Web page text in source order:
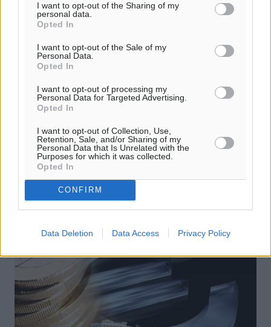
I want to opt-out of the Sharing of my
personal data.
Opted In
I want to opt-out of the Sale of my
Personal Data.
Opted In
I want to opt-out of processing my
Personal Data for Targeted Advertising.
Opted In
I want to opt-out of Collection, Use,
Retention, Sale, and/or Sharing of my
Personal Data that Is Unrelated with the
Purposes for which it was collected.
Opted In
CONFIRM
Data Deletion Data Access Privacy Policy
ΕΠΣΔ: Αποκαλυπτική η τακτική
Διεξήχθη το απόγευμα της Παρασκευής στα γραφεία της
παρουσία 58 εκπροσώπων σωματείων της δύναμής της,
με τις εργασίες να ...
25.02.17, 12:34